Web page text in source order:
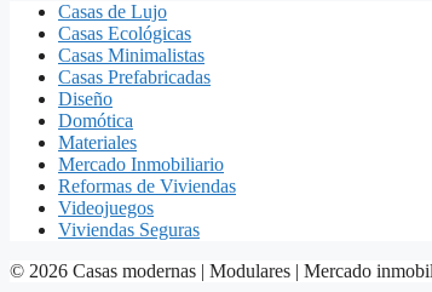
Casas de Lujo
Casas Ecológicas
Casas Minimalistas
Casas Prefabricadas
Diseño
Domótica
Materiales
Mercado Inmobiliario
Reformas de Viviendas
Videojuegos
Viviendas Seguras
© 2026 Casas modernas | Modulares | Mercado